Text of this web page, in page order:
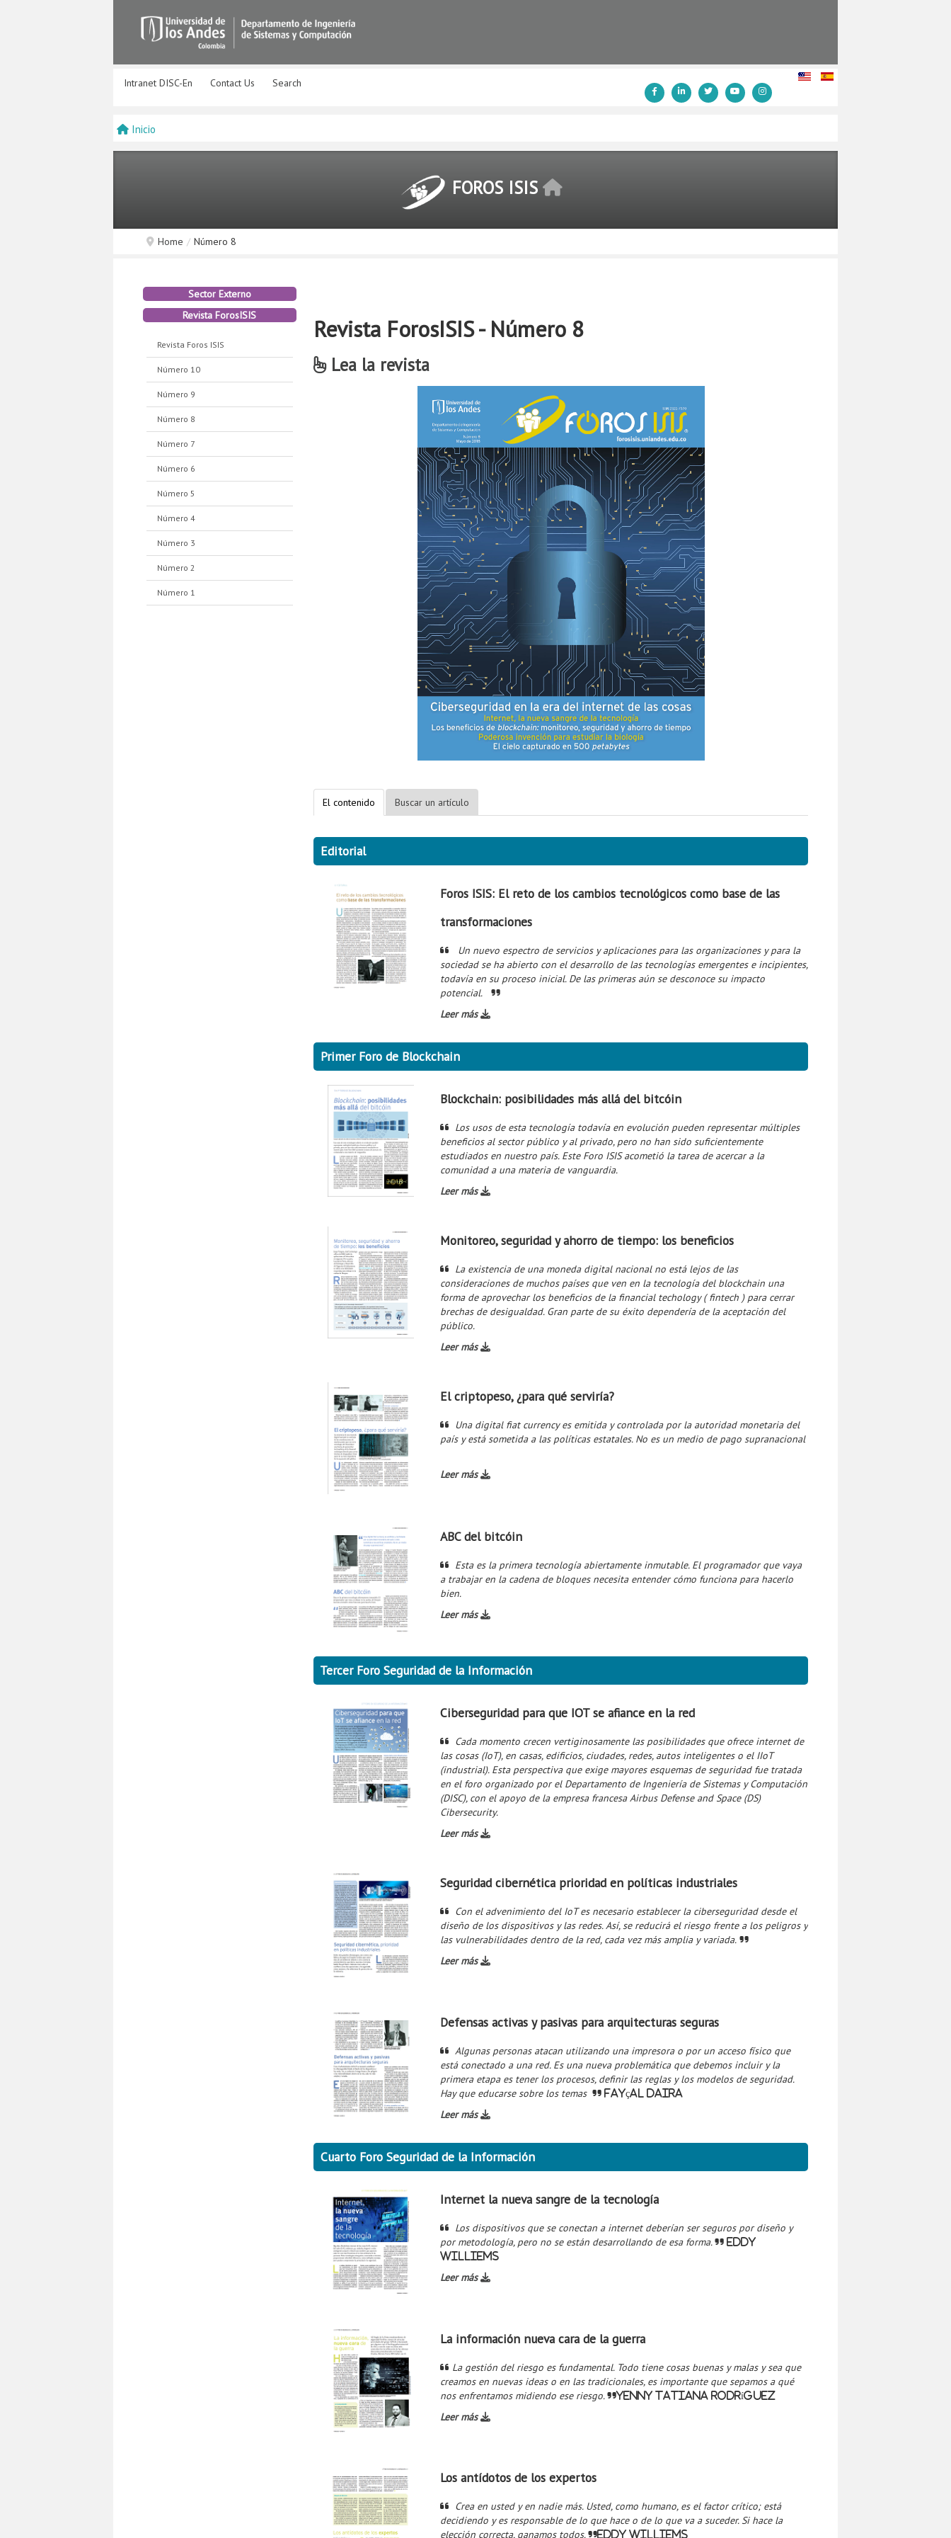
Intranet DISC-En Contact Us Search
Inicio
FOROS ISIS
Home / Número 8
Sector Externo
Revista ForosISIS
Revista Foros ISIS
Número 10
Número 9
Número 8
Número 7
Número 6
Número 5
Número 4
Número 3
Número 2
Número 1
Revista ForosISIS - Número 8
Lea la revista
El contenido Buscar un artículo
Editorial
Foros ISIS: El reto de los cambios tecnológicos como base de las
transformaciones
Un nuevo espectro de servicios y aplicaciones para las organizaciones y para la
sociedad se ha abierto con el desarrollo de las tecnologías emergentes e incipientes,
todavía en su proceso inicial. De las primeras aún se desconoce su impacto
potencial.
Leer más
Primer Foro de Blockchain
Blockchain: posibilidades más allá del bitcóin
Los usos de esta tecnología todavía en evolución pueden representar múltiples
beneficios al sector público y al privado, pero no han sido suficientemente
estudiados en nuestro país. Este Foro ISIS acometió la tarea de acercar a la
comunidad a una materia de vanguardia.
Leer más
Monitoreo, seguridad y ahorro de tiempo: los beneficios
La existencia de una moneda digital nacional no está lejos de las
consideraciones de muchos países que ven en la tecnología del blockchain una
forma de aprovechar los beneficios de la financial techology ( fintech ) para cerrar
brechas de desigualdad. Gran parte de su éxito dependería de la aceptación del
público.
Leer más
El criptopeso, ¿para qué serviría?
Una digital fiat currency es emitida y controlada por la autoridad monetaria del
país y está sometida a las políticas estatales. No es un medio de pago supranacional
Leer más
ABC del bitcóin
Esta es la primera tecnología abiertamente inmutable. El programador que vaya
a trabajar en la cadena de bloques necesita entender cómo funciona para hacerlo
bien.
Leer más
Tercer Foro Seguridad de la Información
Ciberseguridad para que IOT se afiance en la red
Cada momento crecen vertiginosamente las posibilidades que ofrece internet de
las cosas (IoT), en casas, edificios, ciudades, redes, autos inteligentes o el IIoT
(industrial). Esta perspectiva que exige mayores esquemas de seguridad fue tratada
en el foro organizado por el Departamento de Ingeniería de Sistemas y Computación
(DISC), con el apoyo de la empresa francesa Airbus Defense and Space (DS)
Cibersecurity.
Leer más
Seguridad cibernética prioridad en políticas industriales
Con el advenimiento del IoT es necesario establecer la ciberseguridad desde el
diseño de los dispositivos y las redes. Así, se reducirá el riesgo frente a los peligros y
las vulnerabilidades dentro de la red, cada vez más amplia y variada.
Leer más
Defensas activas y pasivas para arquitecturas seguras
Algunas personas atacan utilizando una impresora o por un acceso físico que
está conectado a una red. Es una nueva problemática que debemos incluir y la
primera etapa es tener los procesos, definir las reglas y los modelos de seguridad.
Hay que educarse sobre los temas
Fayçal Daira
Leer más
Cuarto Foro Seguridad de la Información
Internet la nueva sangre de la tecnología
Los dispositivos que se conectan a internet deberían ser seguros por diseño y
por metodología, pero no se están desarrollando de esa forma.
Eddy
Williems
Leer más
La información nueva cara de la guerra
La gestión del riesgo es fundamental. Todo tiene cosas buenas y malas y sea que
creamos en nuevas ideas o en las tradicionales, es importante que sepamos a qué
nos enfrentamos midiendo ese riesgo.
Yenny Tatiana Rodríguez
Leer más
Los antídotos de los expertos
Crea en usted y en nadie más. Usted, como humano, es el factor crítico; está
decidiendo y es responsable de lo que hace o de lo que va a suceder. Si hace la
elección correcta, ganamos todos.
Eddy Williems